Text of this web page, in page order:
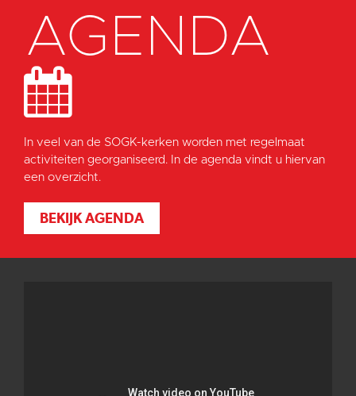
AGENDA
In veel van de SOGK-kerken worden met regelmaat
activiteiten georganiseerd. In de agenda vindt u hiervan
een overzicht.
BEKIJK AGENDA